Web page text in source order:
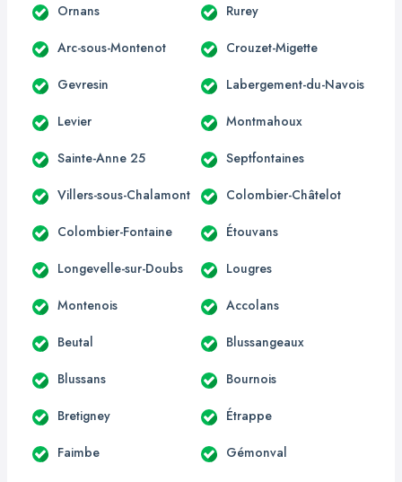
Ornans Rurey
Arc-sous-Montenot Crouzet-Migette
Gevresin Labergement-du-Navois
Levier Montmahoux
Sainte-Anne 25 Septfontaines
Villers-sous-Chalamont Colombier-Châtelot
Colombier-Fontaine Étouvans
Longevelle-sur-Doubs Lougres
Montenois Accolans
Beutal Blussangeaux
Blussans Bournois
Bretigney Étrappe
Faimbe Gémonval